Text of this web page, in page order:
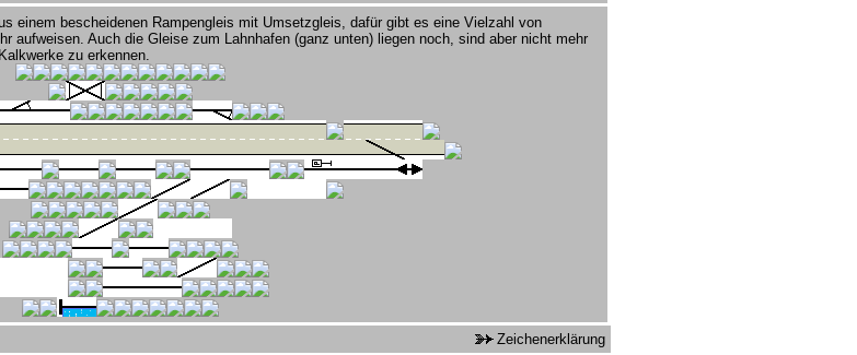
einem bescheidenen Rampengleis mit Umsetzgleis, dafür gibt es eine Vielzahl von
aufweisen. Auch die Gleise zum Lahnhafen (ganz unten) liegen noch, sind aber nicht mehr
zu erkennen.
Zeichenerklärung